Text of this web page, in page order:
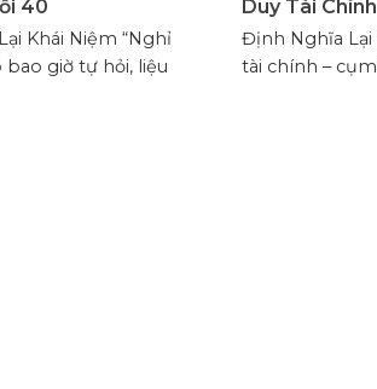
40
Khái Niệm “Nghỉ
bao giờ tự hỏi, liệu
Duy Tài
Định Nghĩa Lại
tài chính –